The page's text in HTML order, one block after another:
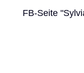
FB-Seite